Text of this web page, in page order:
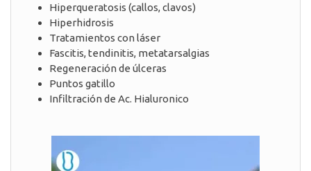
Hiperqueratosis (callos, clavos)
Hiperhidrosis
Tratamientos con láser
Fascitis, tendinitis, metatarsalgias
Regeneración de úlceras
Puntos gatillo
Infiltración de Ac. Hialuronico